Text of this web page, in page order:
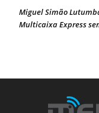
Miguel Simão
Multicaixa Express